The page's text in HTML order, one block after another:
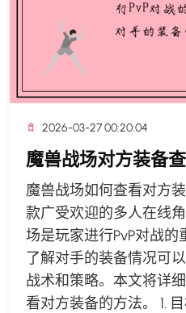
2026-03-27 00:20:04
魔兽战场对方装备
魔兽战场如何查看对方
款广受欢迎的多人在线
场是玩家进行PvP对战的
了解对手的装备情况可
战术和策略。本文将详
看对方装备的方法。 1.